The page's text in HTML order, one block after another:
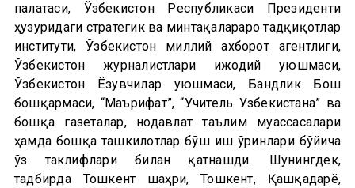
палатаси, Ўзбекистон Республикаси Президенти
ҳузуридаги стратегик ва минтақалараро тадқиқотлар
институти, Ўзбекистон миллий ахборот агентлиги,
Ўзбекистон журналистлари ижодий уюшмаси,
Ўзбекистон Ёзувчилар уюшмаси, Бандлик Бош
бошқармаси, “Маърифат”, “Учитель Узбекистана” ва
бошқа газеталар, нодавлат таълим муассасалари
ҳамда бошқа ташкилотлар бўш иш ўринлари бўйича
ўз таклифлари билан қатнашди. Шунингдек,
тадбирда Тошкент шаҳри, Тошкент, Қашқадарё,